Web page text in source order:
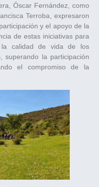
Óscar Fernández, como
Terroba, expresaron
y el apoyo de la
de estas iniciativas para
calidad de vida de los
superando la participación
el compromiso de la